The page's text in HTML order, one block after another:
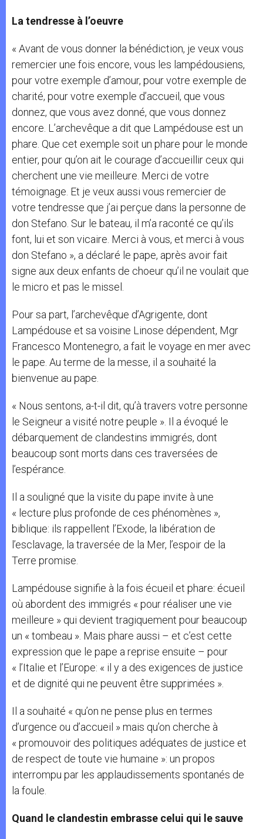
La tendresse à l’oeuvre
« Avant de vous donner la bénédiction, je veux vous
remercier une fois encore, vous les lampédousiens,
pour votre exemple d’amour, pour votre exemple de
charité, pour votre exemple d’accueil, que vous
donnez, que vous avez donné, que vous donnez
encore. L’archevêque a dit que Lampédouse est un
phare. Que cet exemple soit un phare pour le monde
entier, pour qu’on ait le courage d’accueillir ceux qui
cherchent une vie meilleure. Merci de votre
témoignage. Et je veux aussi vous remercier de
votre tendresse que j’ai perçue dans la personne de
don Stefano. Sur le bateau, il m’a raconté ce qu’ils
font, lui et son vicaire. Merci à vous, et merci à vous
don Stefano », a déclaré le pape, après avoir fait
signe aux deux enfants de choeur qu’il ne voulait que
le micro et pas le missel.
Pour sa part, l’archevêque d’Agrigente, dont
Lampédouse et sa voisine Linose dépendent, Mgr
Francesco Montenegro, a fait le voyage en mer avec
le pape. Au terme de la messe, il a souhaité la
bienvenue au pape.
« Nous sentons, a-t-il dit, qu’à travers votre personne
le Seigneur a visité notre peuple ». Il a évoqué le
débarquement de clandestins immigrés, dont
beaucoup sont morts dans ces traversées de
l’espérance.
Il a souligné que la visite du pape invite à une
« lecture plus profonde de ces phénomènes »,
biblique: ils rappellent l’Exode, la libération de
l’esclavage, la traversée de la Mer, l’espoir de la
Terre promise.
Lampédouse signifie à la fois écueil et phare: écueil
où abordent des immigrés « pour réaliser une vie
meilleure » qui devient tragiquement pour beaucoup
un « tombeau ». Mais phare aussi – et c’est cette
expression que le pape a reprise ensuite – pour
« l’Italie et l’Europe: « il y a des exigences de justice
et de dignité qui ne peuvent être supprimées ».
Il a souhaité « qu’on ne pense plus en termes
d’urgence ou d’accueil » mais qu’on cherche à
« promouvoir des politiques adéquates de justice et
de respect de toute vie humaine »: un propos
interrompu par les applaudissements spontanés de
la foule.
Quand le clandestin embrasse celui qui le sauve